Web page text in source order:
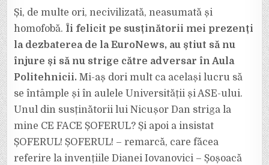
Și, de multe ori, necivilizată, neasumată și
homofobă. Îi felicit pe susținătorii mei prezenți
la dezbaterea de la EuroNews, au știut să nu
înjure și să nu strige către adversar în Aula
Politehnicii. Mi-aș dori mult ca același lucru să
se întâmple și în aulele Universității și ASE-ului.
Unul din susținătorii lui Nicușor Dan striga la
mine CE FACE ȘOFERUL? Și apoi a insistat
ȘOFERUL! ȘOFERUL! – remarcă, care făcea
referire la invențiile Dianei Iovanovici – Șoșoacă